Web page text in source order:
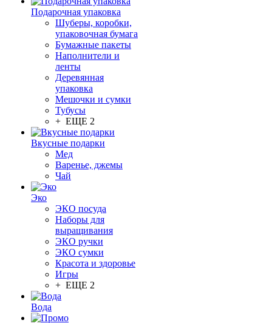
Подарочная упаковка
Шуберы, коробки,
упаковочная бумага
Бумажные пакеты
Наполнители и
ленты
Деревянная
упаковка
Мешочки и сумки
Тубусы
+ ЕЩЕ 2
Вкусные подарки
Мед
Варенье, джемы
Чай
Эко
ЭКО посуда
Наборы для
выращивания
ЭКО ручки
ЭКО сумки
Красота и здоровье
Игры
+ ЕЩЕ 2
Вода